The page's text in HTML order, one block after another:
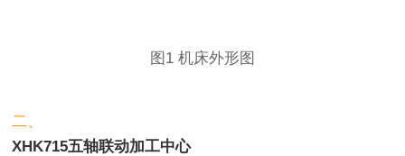
图1 机床外形图
二、
XHK715五轴联动加工中心